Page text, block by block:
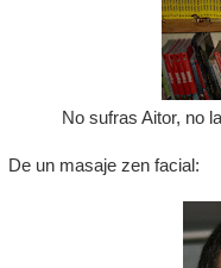
No sufras Aitor, no
De un masaje zen facial: